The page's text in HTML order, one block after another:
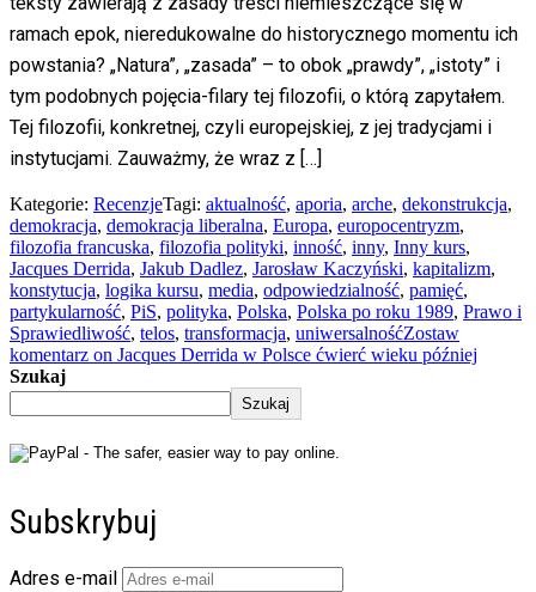
ramach epok, nieredukowalne do historycznego momentu ich
powstania? „Natura”, „zasada” – to obok „prawdy”, „istoty” i
tym podobnych pojęcia-filary tej filozofii, o którą zapytałem.
Tej filozofii, konkretnej, czyli europejskiej, z jej tradycjami i
instytucjami. Zauważmy, że wraz z […]
Kategorie: RecenzjeTagi: aktualność, aporia, arche, dekonstrukcja,
demokracja, demokracja liberalna, Europa, europocentryzm,
filozofia francuska, filozofia polityki, inność, inny, Inny kurs,
Jacques Derrida, Jakub Dadlez, Jarosław Kaczyński, kapitalizm,
konstytucja, logika kursu, media, odpowiedzialność, pamięć,
partykularność, PiS, polityka, Polska, Polska po roku 1989, Prawo i
Sprawiedliwość, telos, transformacja, uniwersalnośćZostaw
komentarz on Jacques Derrida w Polsce ćwierć wieku później
Szukaj
Szukaj
Subskrybuj
Adres e-mail